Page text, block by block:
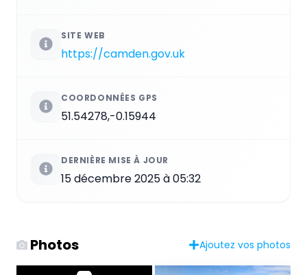
SITE WEB
https://camden.gov.uk
COORDONNÉES GPS
51.54278,-0.15944
DERNIÈRE MISE À JOUR
15 décembre 2025 à 05:32
Photos Ajoutez vos photos